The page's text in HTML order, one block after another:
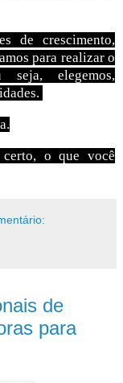
de crescimento,
para realizar o
elegemos,
o que você
de
para